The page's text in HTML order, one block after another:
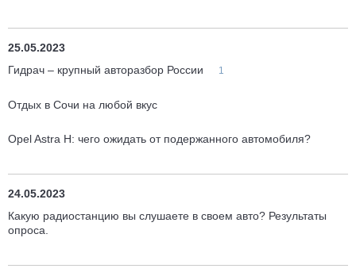
25.05.2023
Гидрач – крупный авторазбор России
1
Отдых в Сочи на любой вкус
Opel Astra H: чего ожидать от подержанного автомобиля?
24.05.2023
Какую радиостанцию вы слушаете в своем авто? Результаты
опроса.